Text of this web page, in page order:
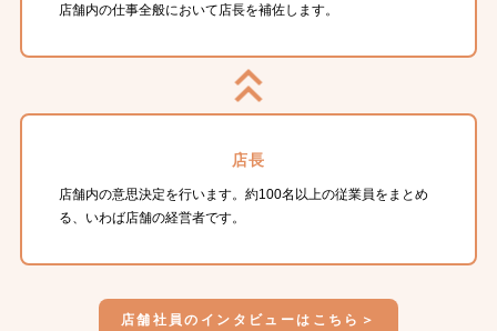
店舗内の仕事全般において店長を補佐します。
店長
店舗内の意思決定を行います。約100名以上の従業員をまとめ
る、いわば店舗の経営者です。
店舗社員のインタビューはこちら＞